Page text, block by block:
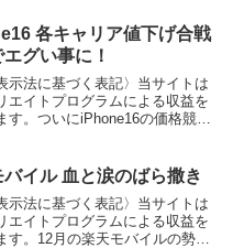
分お得になる寸法。楽天モバイ
の...
各キャリア値下げ合戦
グい事に！
示法に基づく表記〉当サイトは
エイトプログラムによる収益を
す。ついにiPhone16の価格競争
ンを展開中。楽天モバイルやア
、...
イル 血と涙のばら撒き
示法に基づく表記〉当サイトは
エイトプログラムによる収益を
す。12月の楽天モバイルの勢い